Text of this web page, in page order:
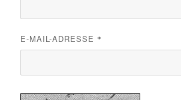
E-MAIL-ADRESSE *